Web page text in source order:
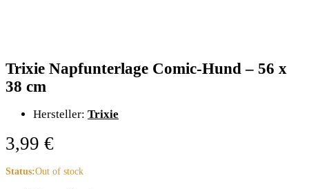
Trixie Napfunterlage Comic-Hund – 56 x
38 cm
Hersteller: Trixie
3,99 €
Status:Out of stock